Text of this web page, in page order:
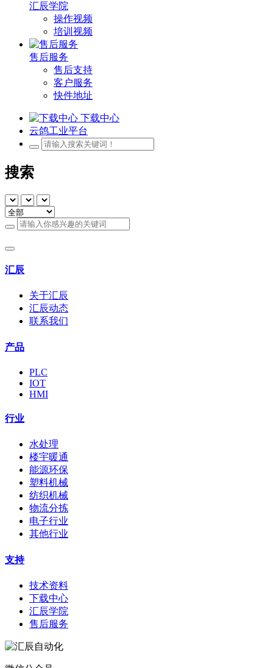
汇辰学院
操作视频
培训视频
售后服务
售后支持
客户服务
快件地址
下载中心
云鸽工业平台
搜索
汇辰
关于汇辰
汇辰动态
联系我们
产品
PLC
IOT
HMI
行业
水处理
楼宇暖通
能源环保
塑料机械
纺织机械
物流分拣
电子行业
其他行业
支持
技术资料
下载中心
汇辰学院
售后服务